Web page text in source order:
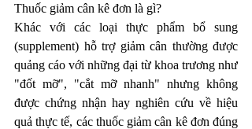
Thuốc giảm cân kê đơn là gì?
Khác với các loại thực phẩm bổ sung
(supplement) hỗ trợ giảm cân thường được
quảng cáo với những đại từ khoa trương như
"đốt mỡ", "cắt mỡ nhanh" nhưng không
được chứng nhận hay nghiên cứu về hiệu
quả thực tế, các thuốc giảm cân kê đơn đúng